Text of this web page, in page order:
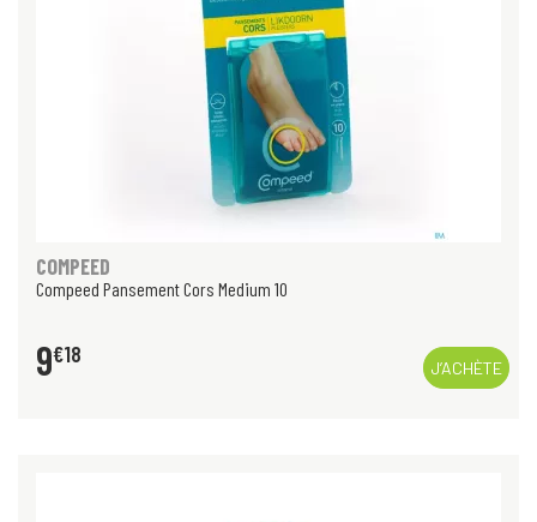
COMPEED
Compeed Pansement Cors Medium 10
9€18
J’ACHÈTE